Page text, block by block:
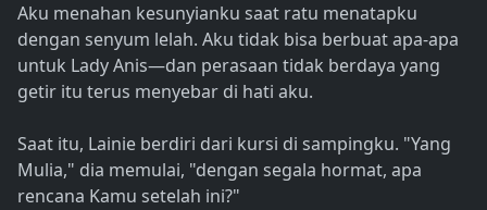
Aku menahan kesunyianku saat ratu menatapku
dengan senyum lelah. Aku tidak bisa berbuat apa-apa
untuk Lady Anis—dan perasaan tidak berdaya yang
getir itu terus menyebar di hati aku.
Saat itu, Lainie berdiri dari kursi di sampingku. "Yang
Mulia," dia memulai, "dengan segala hormat, apa
rencana Kamu setelah ini?"